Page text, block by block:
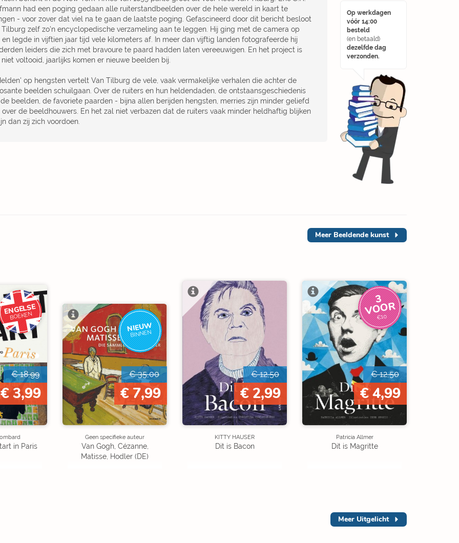
Op werkdagen
vóór 14:00
besteld
(en betaald)
dezelfde dag
verzonden.
had een poging gedaan alle ruiterstandbeelden over de hele wereld in kaart te
- voor zover dat viel na te gaan de laatste poging. Gefascineerd door dit bericht besloot
Tilburg zelf zo'n encyclopedische verzameling aan te leggen. Hij ging met de camera op
en legde in vijftien jaar tijd vele kilometers af. In meer dan vijftig landen fotografeerde hij
leiders die zich met bravoure te paard hadden laten vereeuwigen. En het project is
voltooid, jaarlijks komen er nieuwe beelden bij.
op hengsten vertelt Van Tilburg de vele, vaak vermakelijke verhalen die achter de
beelden schuilgaan. Over de ruiters en hun heldendaden, de ontstaansgeschiedenis
beelden, de favoriete paarden - bijna allen berijden hengsten, merries zijn minder geliefd
over de beeldhouwers. En het zal niet verbazen dat de ruiters vaak minder heldhaftig blijken
dan zij zich voordoen.
Meer Beeldende kunst
ENGELSE
BOEKEN
€ 18,99
€ 3,99
in Paris
NIEUW
BINNEN
€ 35,00
€ 7,99
Geen specifieke auteur
Van Gogh, Cézanne,
Matisse, Hodler (DE)
€ 12,50
€ 2,99
KITTY HAUSER
Dit is Bacon
3
V
O
O
R
€10
€ 12,50
€ 4,99
Patricia Allmer
Dit is Magritte
Meer Uitgelicht